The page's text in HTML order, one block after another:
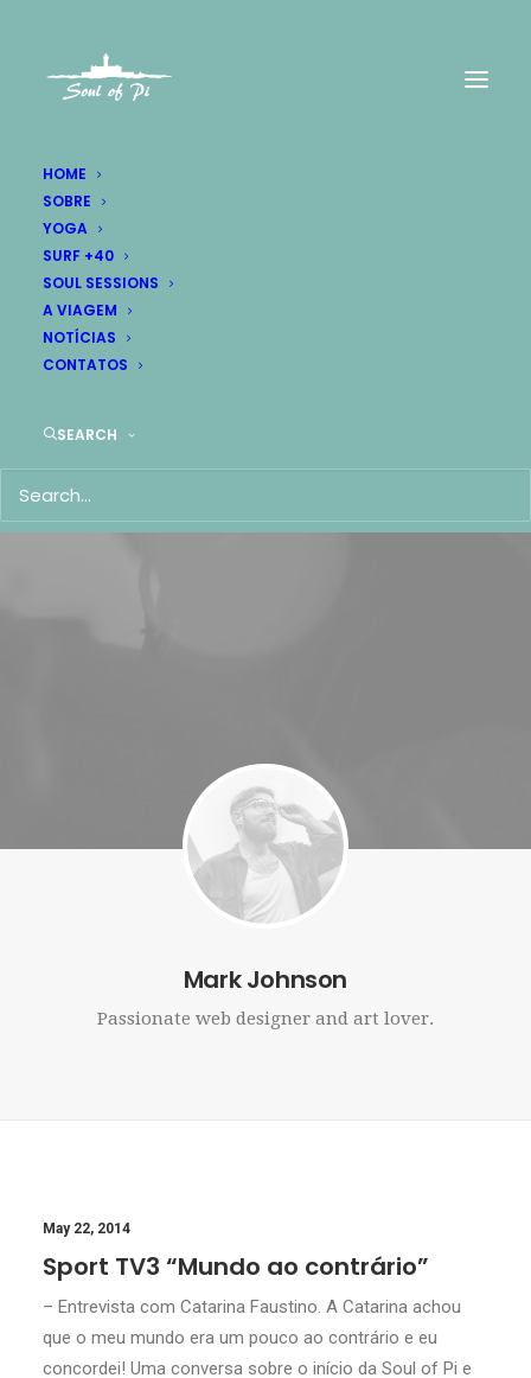
HOME
SOBRE
YOGA
SURF +40
SOUL SESSIONS
A VIAGEM
NOTÍCIAS
CONTATOS
SEARCH
Design & Culture
A minimal stylish blog about my life,
travels & technology.
Mark Johnson
Passionate web designer and art lover.
May 22, 2014
Sport TV3 “Mundo ao contrário”
– Entrevista com Catarina Faustino. A Catarina achou
que o meu mundo era um pouco ao contrário e eu
concordei! Uma conversa sobre o início da Soul of Pi e